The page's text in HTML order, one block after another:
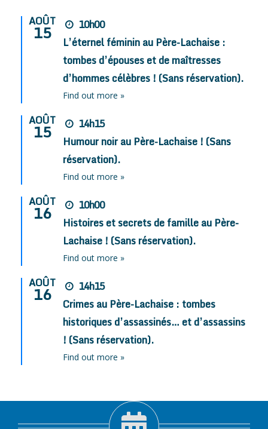
AOÛT
15
10h00
L’éternel féminin au Père-Lachaise :
tombes d’épouses et de maîtresses
d’hommes célèbres ! (Sans réservation).
Find out more »
AOÛT
15
14h15
Humour noir au Père-Lachaise ! (Sans
réservation).
Find out more »
AOÛT
16
10h00
Histoires et secrets de famille au Père-
Lachaise ! (Sans réservation).
Find out more »
AOÛT
16
14h15
Crimes au Père-Lachaise : tombes
historiques d’assassinés… et d’assassins
! (Sans réservation).
Find out more »